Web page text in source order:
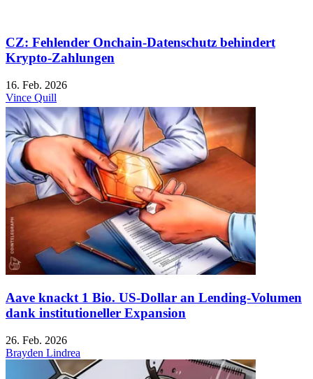
CZ: Fehlender Onchain-Datenschutz behindert
Krypto-Zahlungen
16. Feb. 2026
Vince Quill
Aave knackt 1 Bio. US-Dollar an Lending-Volumen
dank institutioneller Expansion
26. Feb. 2026
Brayden Lindrea